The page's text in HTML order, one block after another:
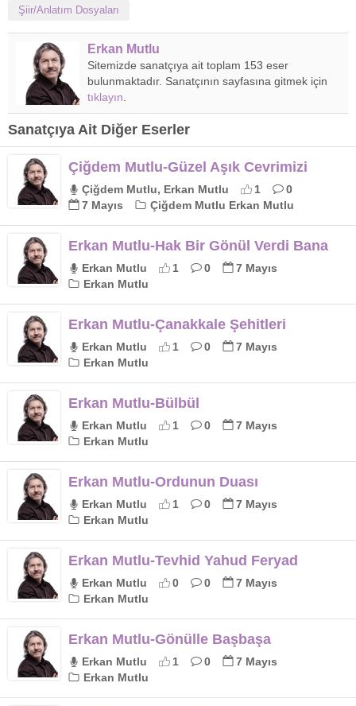
Şiir/Anlatım Dosyaları
Erkan Mutlu
Sitemizde sanatçıya ait toplam 153 eser
bulunmaktadır. Sanatçının sayfasına gitmek için
tıklayın
Sanatçıya Ait Diğer Eserler
Çiğdem Mutlu-Güzel Aşık Cevrimizi
Çiğdem Mutlu, Erkan Mutlu 1
0
7 Mayıs
Çiğdem Mutlu Erkan Mutlu
Erkan Mutlu-Hak Bir Gönül Verdi Bana
Erkan Mutlu 1 0
7 Mayıs
Erkan Mutlu
Erkan Mutlu-Çanakkale Şehitleri
Erkan Mutlu 1 0
7 Mayıs
Erkan Mutlu
Erkan Mutlu-Bülbül
Erkan Mutlu 1 0
7 Mayıs
Erkan Mutlu
Erkan Mutlu-Ordunun Duası
Erkan Mutlu 1 0
7 Mayıs
Erkan Mutlu
Erkan Mutlu-Tevhid Yahud Feryad
Erkan Mutlu 0 0
7 Mayıs
Erkan Mutlu
Erkan Mutlu-Gönülle Başbaşa
Erkan Mutlu 1 0
7 Mayıs
Erkan Mutlu